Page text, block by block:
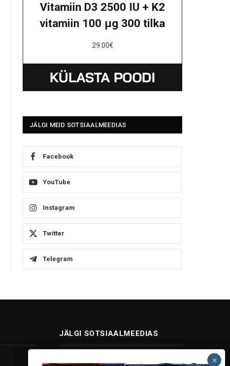
Vitamiin D3 2500 IU + K2
vitamiin 100 μg 300 tilka
29.00€
JÄLGI MEID SOTSIAALMEEDIAS
Facebook
YouTube
Instagram
Twitter
Telegram
JÄLGI SOTSIAALMEEDIAS